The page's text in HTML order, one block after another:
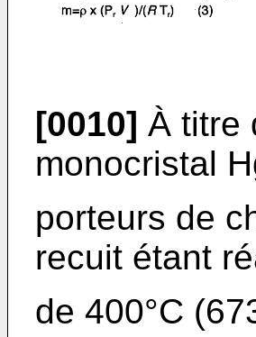
[0010] À titre
monocristal
porteurs de
recuit étant
de 400°C